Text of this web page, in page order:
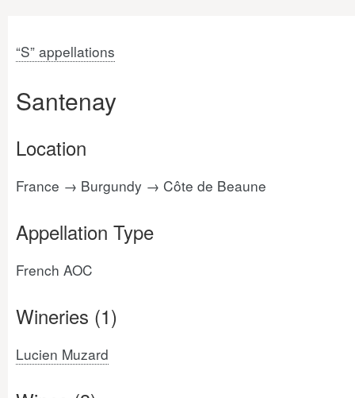
“S” appellations
Santenay
Location
France → Burgundy → Côte de Beaune
Appellation Type
French AOC
Wineries (1)
Lucien Muzard